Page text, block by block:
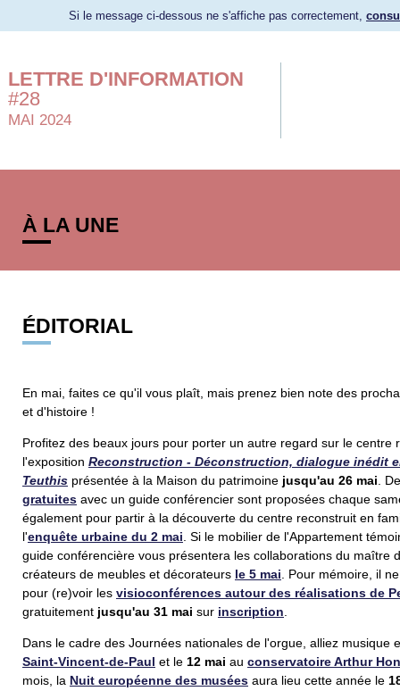
Si le message ci-dessous ne s'affiche pas correctement,
LETTRE D'INFORMATION
#28
MAI 2024
À LA UNE
ÉDITORIAL
En mai, faites ce qu'il vous plaît, mais prenez bien note des
et d'histoire !
Profitez des beaux jours pour porter un autre regard sur le centre
l'exposition Reconstruction - Déconstruction, dialogue inédit
Teuthis présentée à la Maison du patrimoine jusqu'au 26 mai .
gratuites avec un guide conférencier sont proposées chaque
également pour partir à la découverte du centre reconstruit en
l'enquête urbaine du 2 mai . Si le mobilier de l'Appartement
guide conférencière vous présentera les collaborations du maître
créateurs de meubles et décorateurs le 5 mai . Pour mémoire, il
pour (re)voir les visioconférences autour des réalisations de
gratuitement jusqu'au 31 mai sur inscription
Dans le cadre des Journées nationales de l'orgue, alliez musique
Saint-Vincent-de-Paul et le 12 mai au conservatoire Arthur
mois, la Nuit européenne des musées aura lieu cette année le